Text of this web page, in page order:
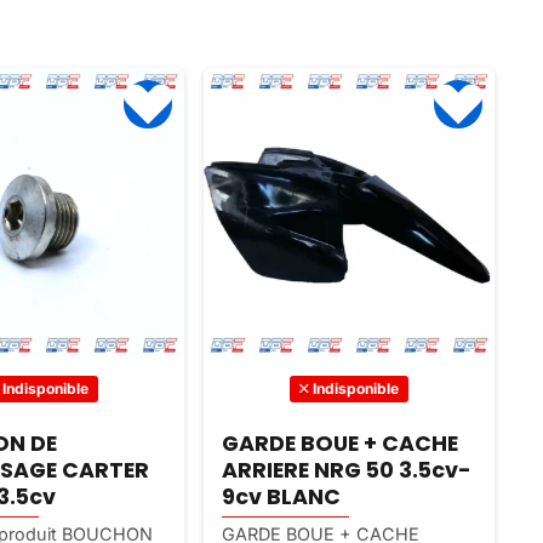
Indisponible
DE
CARTER
BOUCHON
Indisponible
GARDE BOUE + CACHE
ARRIERE NRG 50 3.5cv-
9cv BLANC
GARDE BOUE + CACHE